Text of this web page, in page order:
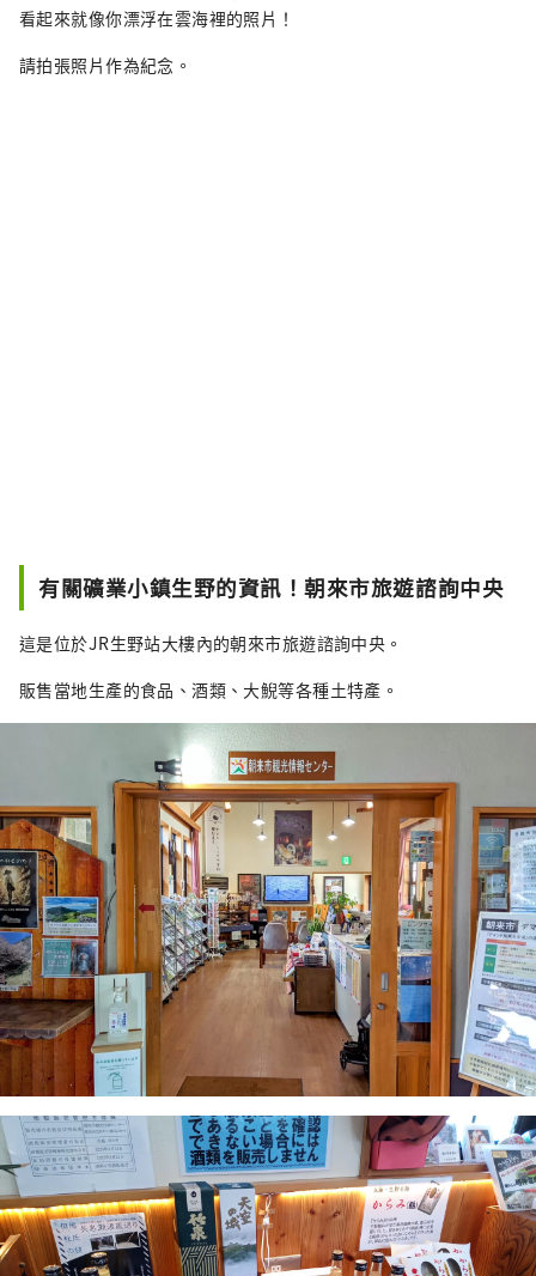
看起來就像你漂浮在雲海裡的照片！
請拍張照片作為紀念。
有關礦業小鎮生野的資訊！朝來市旅遊諮詢中央
這是位於JR生野站大樓內的朝來市旅遊諮詢中央。
販售當地生產的食品、酒類、大鯢等各種土特產。